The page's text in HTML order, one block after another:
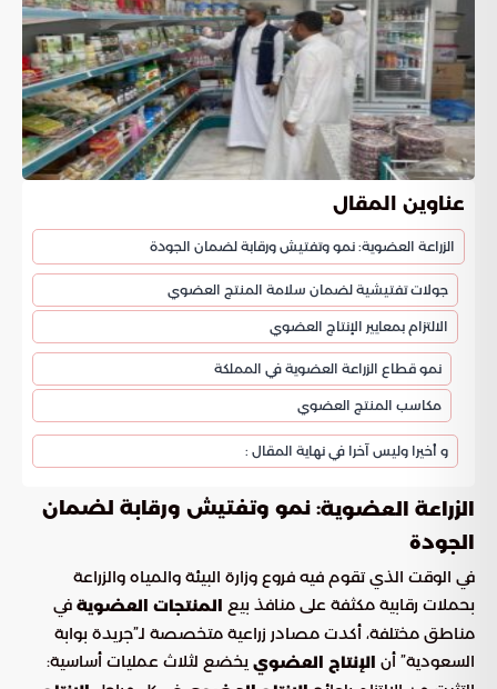
عناوين المقال
الزراعة العضوية: نمو وتفتيش ورقابة لضمان الجودة
جولات تفتيشية لضمان سلامة المنتج العضوي
الالتزام بمعايير الإنتاج العضوي
نمو قطاع الزراعة العضوية في المملكة
مكاسب المنتج العضوي
و أخيرا وليس آخرا في نهاية المقال :
الزراعة العضوية: نمو وتفتيش ورقابة لضمان
الجودة
في الوقت الذي تقوم فيه فروع وزارة البيئة والمياه والزراعة
بحملات رقابية مكثفة على منافذ بيع المنتجات العضوية في
مناطق مختلفة، أكدت مصادر زراعية متخصصة لـ”جريدة بوابة
السعودية” أن الإنتاج العضوي يخضع لثلاث عمليات أساسية: